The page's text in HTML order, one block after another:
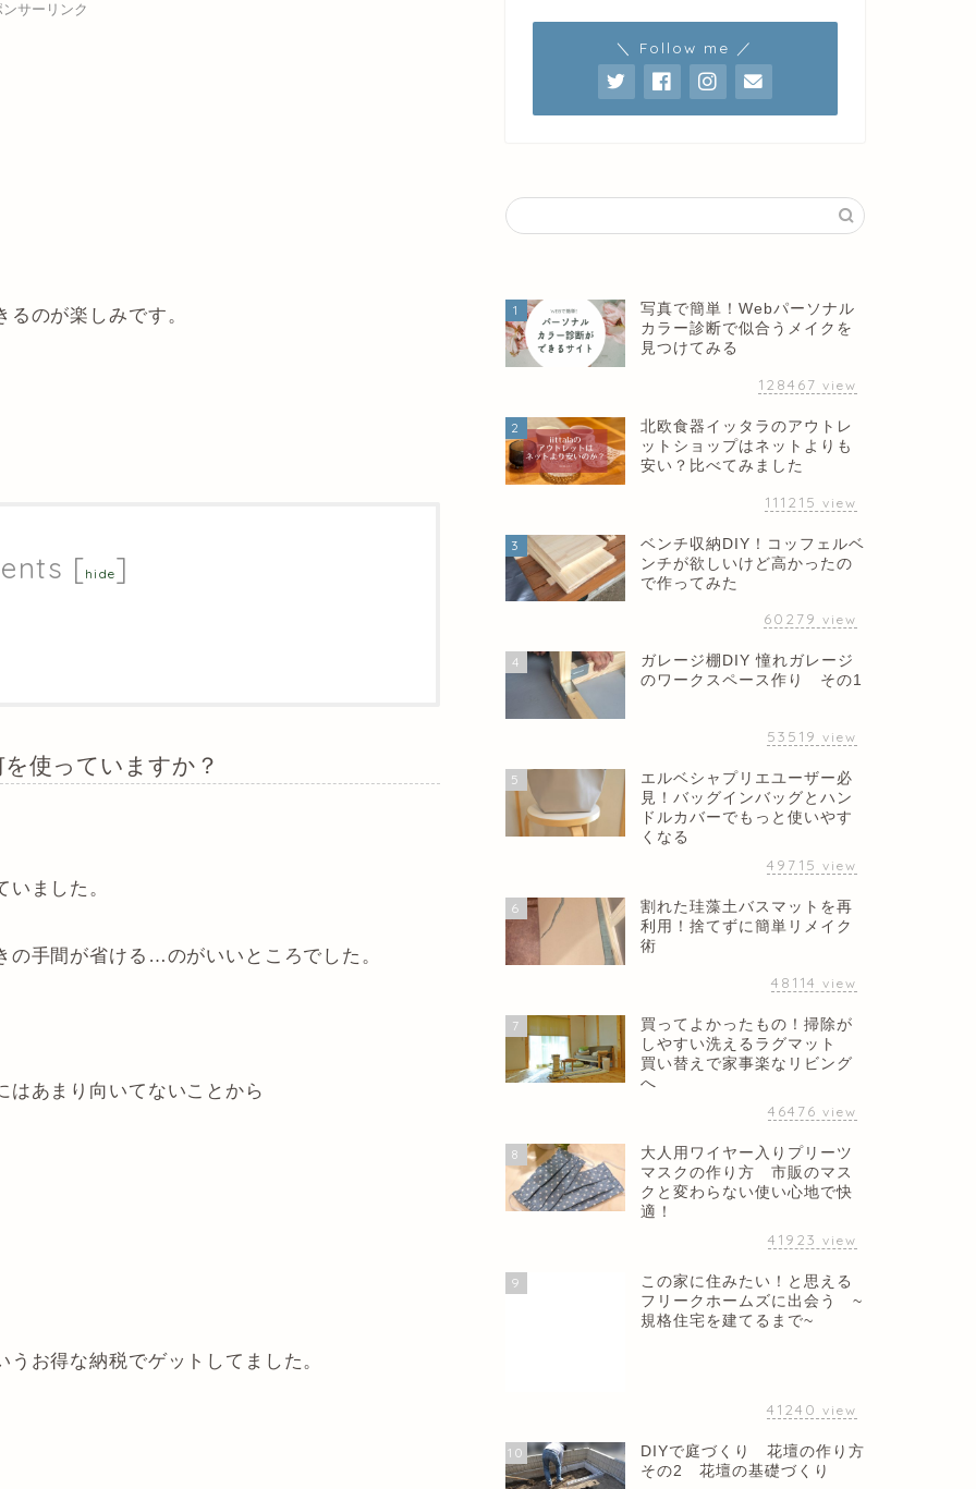
サーリンク
のが楽しみです。
[hide]
使っていますか？
ました。
手間が省ける…のがいいところでした。
はあまり向いてないことから
お得な納税でゲットしてました。
＼ Follow me ／
1
写真で簡単！Webパーソナル
カラー診断で似合うメイクを
見つけてみる
128467 view
2
北欧食器イッタラのアウトレ
ットショップはネットよりも
安い？比べてみました
111215 view
3
ベンチ収納DIY！コッフェルベ
ンチが欲しいけど高かったの
で作ってみた
60279 view
4
ガレージ棚DIY 憧れガレージ
のワークスペース作り その1
53519 view
5
エルベシャプリエユーザー必
見！バッグインバッグとハン
ドルカバーでもっと使いやす
くなる
49715 view
6
割れた珪藻土バスマットを再
利用！捨てずに簡単リメイク
術
48114 view
7
買ってよかったもの！掃除が
しやすい洗えるラグマット
買い替えで家事楽なリビング
へ
46476 view
8
大人用ワイヤー入りプリーツ
マスクの作り方 市販のマス
クと変わらない使い心地で快
適！
41923 view
9
この家に住みたい！と思える
フリークホームズに出会う ~
規格住宅を建てるまで~
41240 view
10
DIYで庭づくり 花壇の作り方
その2 花壇の基礎づくり